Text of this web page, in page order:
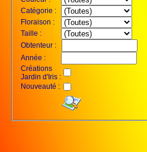
Catégorie :
Floraison :
Taille :
Obtenteur :
Année :
Créations
Jardin d'Iris :
Nouveauté :